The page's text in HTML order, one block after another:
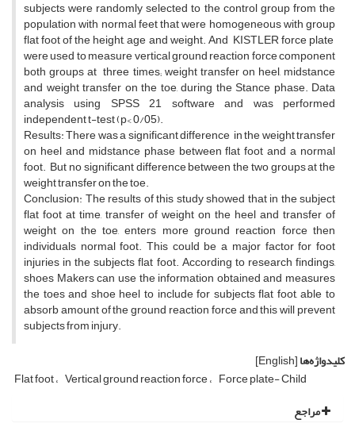
subjects were randomly selected to the control group from the
population with normal feet that were homogeneous with group
flat foot of the height, age and weight. And KISTLER force plate
were used to measure vertical ground reaction force component
both groups at three times; weight transfer on heel, midstance
and weight transfer on the toe, during the Stance phase. Data
analysis using SPSS 21 software and was performed
independent t-test (p< 0/05).
Results: There was a significant difference in the weight transfer
on heel and midstance phase between flat foot and a normal
foot. But no significant difference between the two groups at the
weight transfer on the toe.
Conclusion: The results of this study showed that in the subject
flat foot at time, transfer of weight on the heel and transfer of
weight on the toe, enters more ground reaction force then
individuals normal foot. This could be a major factor for foot
injuries in the subjects flat foot. According to research findings,
shoes Makers can use the information obtained and measures
the toes and shoe heel to include for subjects flat foot, able to
absorb amount of the ground reaction force and this will prevent
subjects from injury.
کلیدواژه‌ها[English]
Flat foot Vertical ground reaction force Force plate- Child
مراجع